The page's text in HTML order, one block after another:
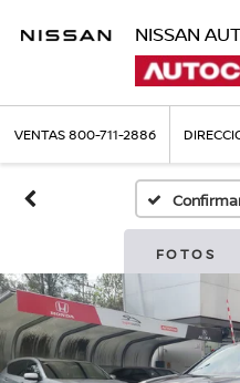
NISSAN
VENTAS800-711-2886
FOTOS